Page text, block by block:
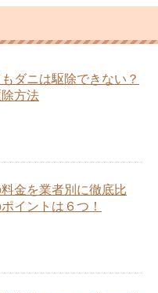
ダニは駆除できない？
方法
金を業者別に徹底比
イントは６つ！